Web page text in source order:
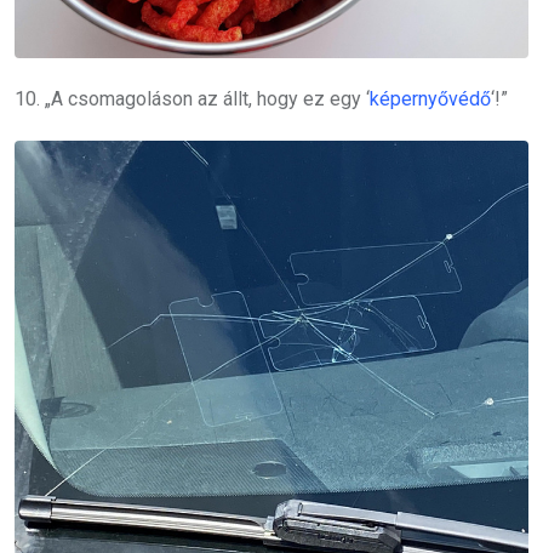
10. „A csomagoláson az állt, hogy ez egy ‘képernyővédő‘!”